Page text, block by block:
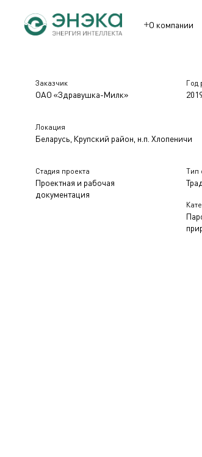
О компании
Заказчик
ОАО «Здравушка-Милк»
Год
Локация
Беларусь, Крупский район, н.п. Хлопеничи
Стадия проекта
Проектная и рабочая
документация
Тип